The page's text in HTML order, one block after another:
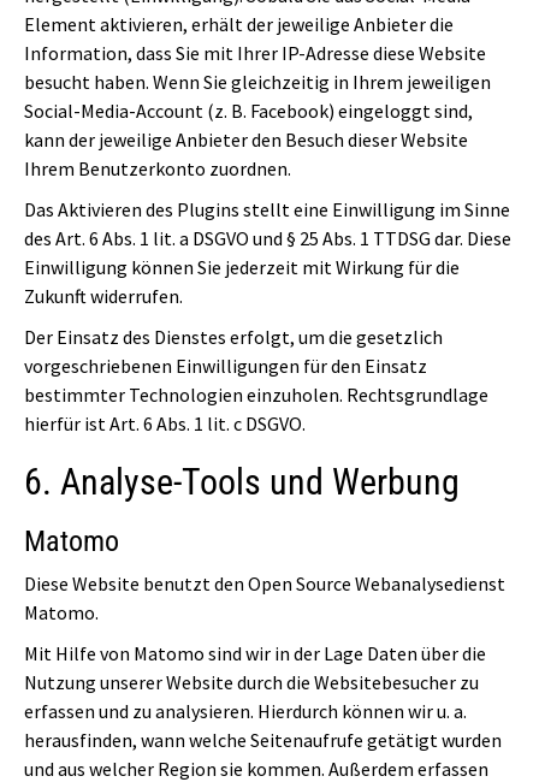
Element aktivieren, erhält der jeweilige Anbieter die
Information, dass Sie mit Ihrer IP-Adresse diese Website
besucht haben. Wenn Sie gleichzeitig in Ihrem jeweiligen
Social-Media-Account (z. B. Facebook) eingeloggt sind,
kann der jeweilige Anbieter den Besuch dieser Website
Ihrem Benutzerkonto zuordnen.
Das Aktivieren des Plugins stellt eine Einwilligung im Sinne
des Art. 6 Abs. 1 lit. a DSGVO und § 25 Abs. 1 TTDSG dar. Diese
Einwilligung können Sie jederzeit mit Wirkung für die
Zukunft widerrufen.
Der Einsatz des Dienstes erfolgt, um die gesetzlich
vorgeschriebenen Einwilligungen für den Einsatz
bestimmter Technologien einzuholen. Rechtsgrundlage
hierfür ist Art. 6 Abs. 1 lit. c DSGVO.
6. Analyse-Tools und Werbung
Matomo
Diese Website benutzt den Open Source Webanalysedienst
Matomo.
Mit Hilfe von Matomo sind wir in der Lage Daten über die
Nutzung unserer Website durch die Websitebesucher zu
erfassen und zu analysieren. Hierdurch können wir u. a.
herausfinden, wann welche Seitenaufrufe getätigt wurden
und aus welcher Region sie kommen. Außerdem erfassen